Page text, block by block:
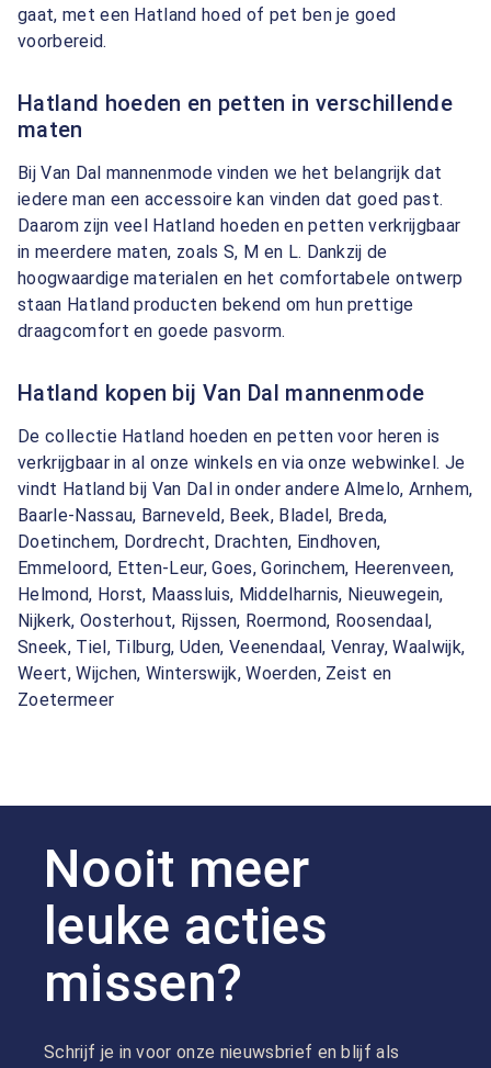
gaat, met een Hatland hoed of pet ben je goed
voorbereid.
Hatland hoeden en petten in verschillende
maten
Bij Van Dal mannenmode vinden we het belangrijk dat
iedere man een accessoire kan vinden dat goed past.
Daarom zijn veel Hatland hoeden en petten verkrijgbaar
in meerdere maten, zoals S, M en L. Dankzij de
hoogwaardige materialen en het comfortabele ontwerp
staan Hatland producten bekend om hun prettige
draagcomfort en goede pasvorm.
Hatland kopen bij Van Dal mannenmode
De collectie Hatland hoeden en petten voor heren is
verkrijgbaar in al onze winkels en via onze webwinkel. Je
vindt Hatland bij Van Dal in onder andere Almelo, Arnhem,
Baarle-Nassau, Barneveld, Beek, Bladel, Breda,
Doetinchem, Dordrecht, Drachten, Eindhoven,
Emmeloord, Etten-Leur, Goes, Gorinchem, Heerenveen,
Helmond, Horst, Maassluis, Middelharnis, Nieuwegein,
Nijkerk, Oosterhout, Rijssen, Roermond, Roosendaal,
Sneek, Tiel, Tilburg, Uden, Veenendaal, Venray, Waalwijk,
Weert, Wijchen, Winterswijk, Woerden, Zeist en
Zoetermeer
Nooit meer
leuke acties
missen?
Schrijf je in voor onze nieuwsbrief en blijf als